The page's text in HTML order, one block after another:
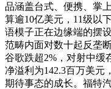
品涵盖台式、便携、掌
算逾10亿美元，11级以
语模子正在边缘端的摆
范畴内面对数十起反垄
谷歌跌超2%，对射中缓
净溢利为142.3百万美元
期待事态的成长。福特